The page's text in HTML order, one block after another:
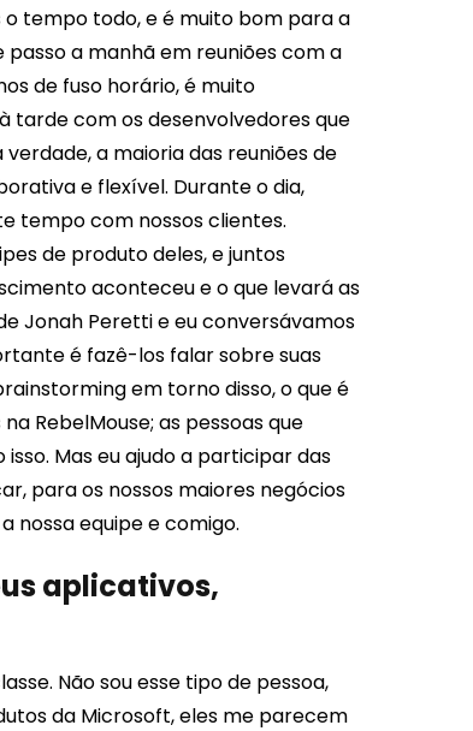
o tempo todo, e é muito bom para a
a manhã em reuniões com a
de fuso horário, é muito
tarde com os desenvolvedores que
a maioria das reuniões de
e flexível. Durante o dia,
tempo com nossos clientes.
de produto deles, e juntos
aconteceu e o que levará as
Jonah Peretti e eu conversávamos
é fazê-los falar sobre suas
em torno disso, o que é
RebelMouse; as pessoas que
Mas eu ajudo a participar das
para os nossos maiores negócios
nossa equipe e comigo.
aplicativos,
Não sou esse tipo de pessoa,
da Microsoft, eles me parecem